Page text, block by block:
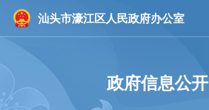
汕头市濠江区人民政府办公室
政府信息公开